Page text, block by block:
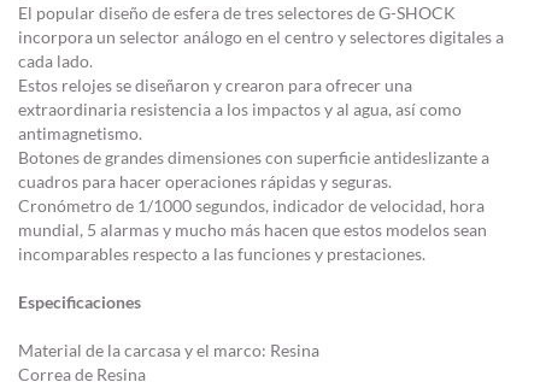
El popular diseño de esfera de tres selectores de G-SHOCK
incorpora un selector análogo en el centro y selectores digitales a
cada lado.
Estos relojes se diseñaron y crearon para ofrecer una
extraordinaria resistencia a los impactos y al agua, así como
antimagnetismo.
Botones de grandes dimensiones con superficie antideslizante a
cuadros para hacer operaciones rápidas y seguras.
Cronómetro de 1/1000 segundos, indicador de velocidad, hora
mundial, 5 alarmas y mucho más hacen que estos modelos sean
incomparables respecto a las funciones y prestaciones.
Especificaciones
Material de la carcasa y el marco: Resina
Correa de Resina